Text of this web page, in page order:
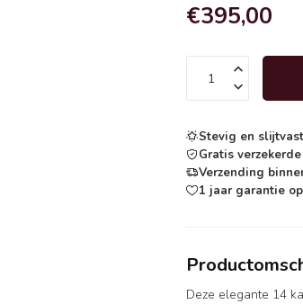
€395,00
Stevig en slijtvast
Gratis
Verzending
1 jaar garantie
Deze elegante 14